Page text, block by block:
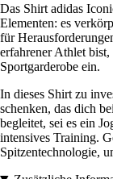
Das Shirt adidas
Elementen: es
für
erfahrener Athlet
Sportgarderobe ein.
In dieses Shirt zu
schenken, das dich
begleitet, sei es ein
intensives Training.
Spitzentechnologie,